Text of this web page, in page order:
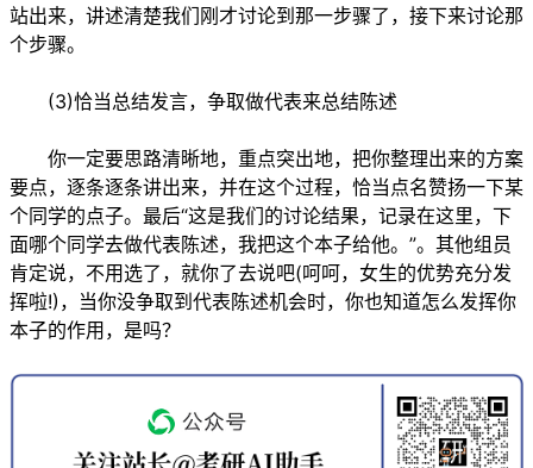
站出来，讲述清楚我们刚才讨论到那一步骤了，接下来讨论那
个步骤。
(3)恰当总结发言，争取做代表来总结陈述
你一定要思路清晰地，重点突出地，把你整理出来的方案
要点，逐条逐条讲出来，并在这个过程，恰当点名赞扬一下某
个同学的点子。最后“这是我们的讨论结果，记录在这里，下
面哪个同学去做代表陈述，我把这个本子给他。”。其他组员
肯定说，不用选了，就你了去说吧(呵呵，女生的优势充分发
挥啦!)，当你没争取到代表陈述机会时，你也知道怎么发挥你
本子的作用，是吗？